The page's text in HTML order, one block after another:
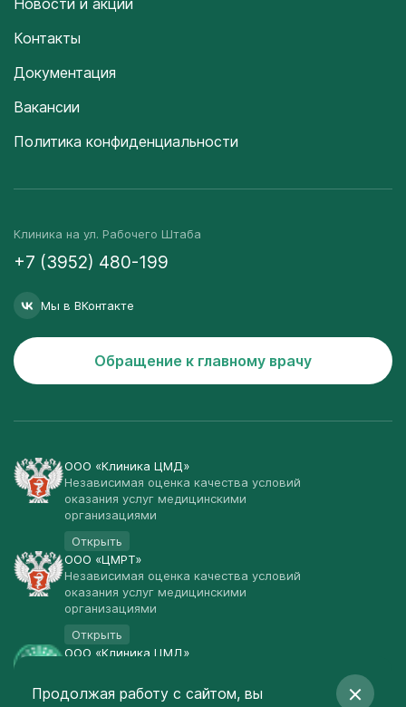
Новости и акции
Контакты
Документация
Вакансии
Политика конфиденциальности
Клиника на ул. Рабочего Штаба
+7 (3952) 480-199
Мы в ВКонтакте
Обращение к главному врачу
ООО «Клиника ЦМД»
Независимая оценка качества условий
оказания услуг медицинскими
организациями
Открыть
ООО «ЦМРТ»
Независимая оценка качества условий
оказания услуг медицинскими
организациями
Открыть
ООО «Клиника ЦМД»
Открыть
Продолжая работу с сайтом, вы